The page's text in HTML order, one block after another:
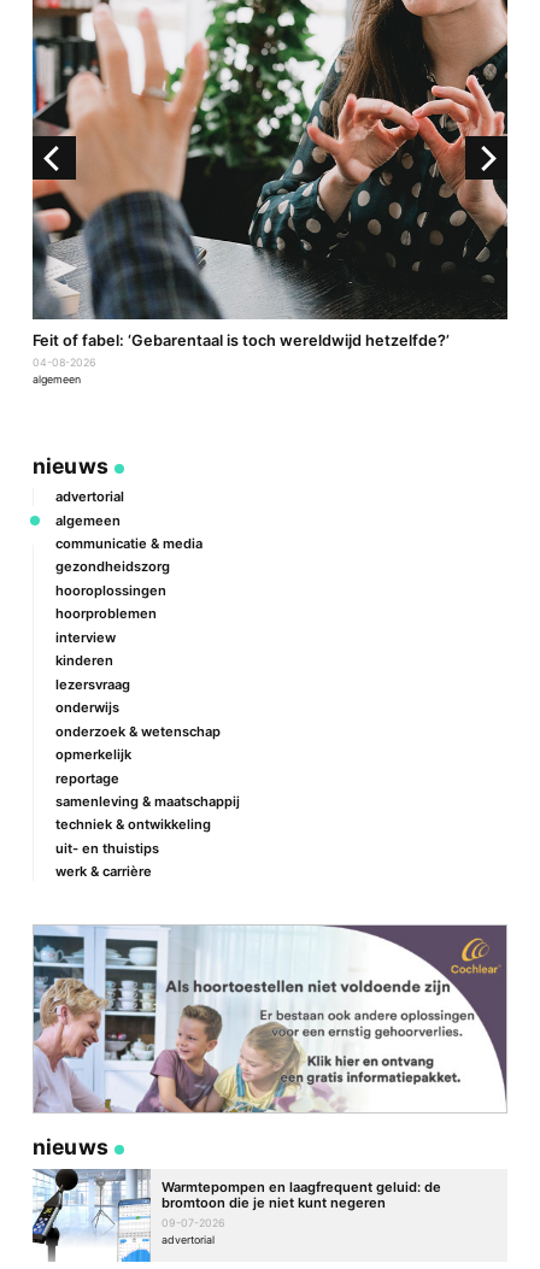
Feit of fabel: ‘Gebarentaal is toch wereldwijd hetzelfde?’
04-08-2026
algemeen
nieuws
advertorial
algemeen
communicatie & media
gezondheidszorg
hooroplossingen
hoorproblemen
interview
kinderen
lezersvraag
onderwijs
onderzoek & wetenschap
opmerkelijk
reportage
samenleving & maatschappij
techniek & ontwikkeling
uit- en thuistips
werk & carrière
nieuws
Warmtepompen en laagfrequent geluid: de
bromtoon die je niet kunt negeren
09-07-2026
advertorial